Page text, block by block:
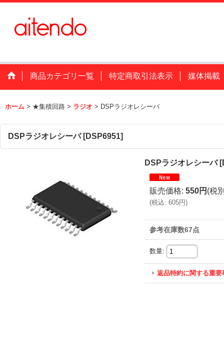
商品カテゴリ一覧 特定商取引法表示 媒体掲載
ホーム > ★集積回路 > ラジオ > DSPラジオレシーバ
DSPラジオレシーバ [DSP6951]
DSPラジオレシーバ [
販売価格: 550円 (税
(税込: 605円)
参考在庫数67点
数量:
返品特約に関する重要